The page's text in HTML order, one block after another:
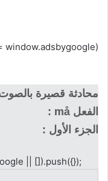
(adsbygoogle = window.adsbygoogle || []).push({});
محادثة قصيرة
الفعل må :
الجزء الأول :
|| []).push({});